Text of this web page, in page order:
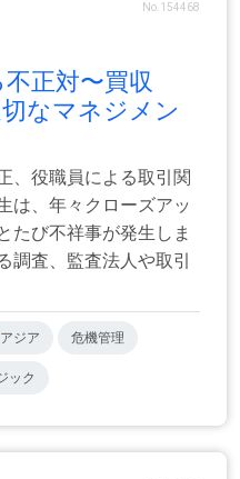
No.154468
正対〜買収
なマネジメン
、役職員による取引関
は、年々クローズアッ
たび不祥事が発生しま
調査、監査法人や取引
ジア 危機管理
ック